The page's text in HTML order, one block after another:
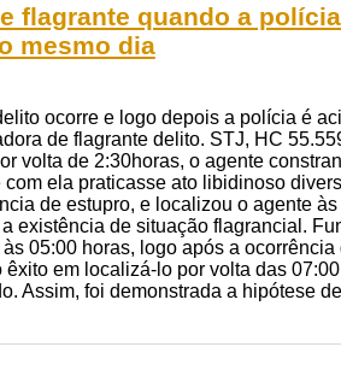
flagrante quando a
mesmo dia
ocorre e logo depois a polícia é
de flagrante delito. STJ, HC
volta de 2:30horas, o agente
ela praticasse ato libidinoso
de estupro, e localizou o agente
existência de situação flagrancial.
05:00 horas, logo após a
em localizá-lo por volta das
Assim, foi demonstrada a hipótese